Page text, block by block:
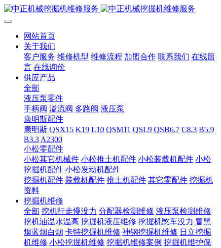
网站首页
关于我们
客户服务 维修机型 维修流程 加盟合作 联系我们 在线留
言 在线询价
供应产品
全部
液压泵零件
手柄阀 溢流阀 多路阀 液压泵
康明斯配件
康明斯 QSX15 K19 L10 QSM11 QSL9 QSB6.7 C8.3 B5.9
B3.3 A2300
小松零配件
小松其它机械件 小松推土机配件 小松装载机配件 小松
挖掘机配件 小松发动机配件
挖掘机配件 装载机配件 推土机配件 其它零配件 挖掘机
资料
挖掘机维修
全部 挖机行走慢没力 分配器检测维修 液压泵检测维修
挖机油温水温高 挖掘机液压维修 挖掘机憋车没力 冒黑
烟蓝烟白烟 卡特挖掘机维修 神钢挖掘机维修 日立挖掘
机维修 小松挖掘机维修 挖掘机维修案例 挖掘机维护保